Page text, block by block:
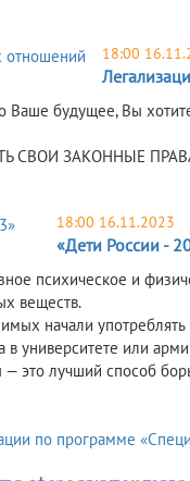
18:00
Ваше будущее, Вы
СВОИ ЗАКОННЫЕ
18:00 16.11.2023
«Дети России -
психическое и
веществ.
начали
в университете или
это лучший способ